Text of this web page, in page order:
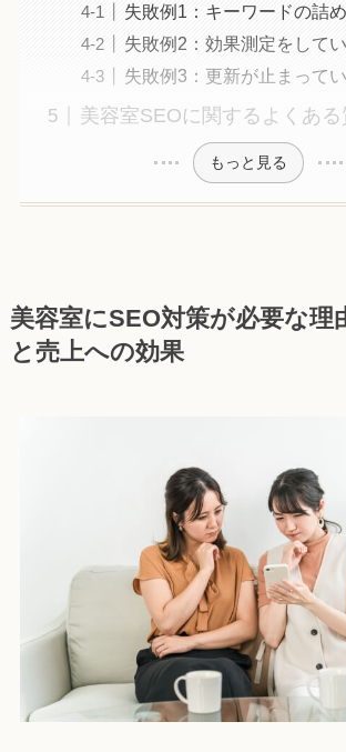
失敗例1：キーワードの詰
失敗例2：効果測定をして
失敗例3：更新が止まって
美容室SEOに関するよくある
もっと見る
美容室にSEO対策が必要な理
と売上への効果